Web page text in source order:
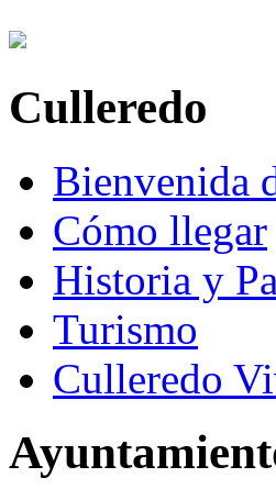
Culleredo
Bienvenida
Cómo llegar
Historia y
Turismo
Culleredo